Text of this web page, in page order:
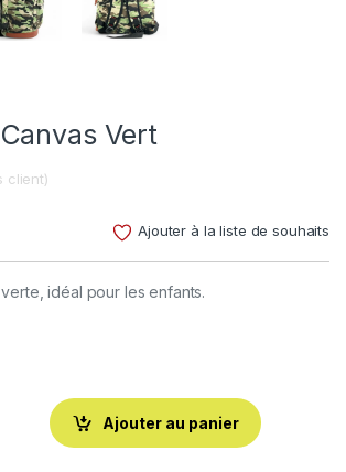
Vert
client)
Ajouter à la liste de souhaits
idéal pour les enfants.
Ajouter au panier